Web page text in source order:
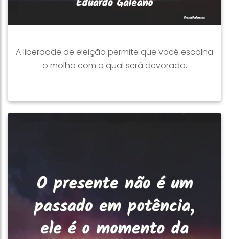
A liberdade de eleição permite que você escolha
o molho com o qual será devorado.